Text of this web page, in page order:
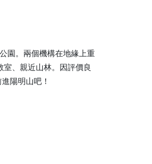
園。兩個機構在地緣上重
、親近山林。因評價良
陽明山吧！